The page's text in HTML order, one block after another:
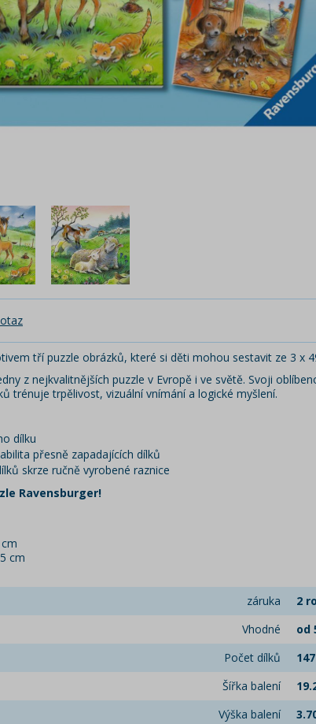
tří puzzle obrázků, které si děti mohou sestavit ze 3 x
z nejkvalitnějších puzzle v Evropě i ve světě. Svoji
trénuje trpělivost, vizuální vnímání a logické myšlení.
dílku
přesně zapadajících dílků
skrze ručně vyrobené raznice
Ravensburger!
cm
záruka
2
Vhodné
od
Počet dílků
147
Šířka balení
Výška balení